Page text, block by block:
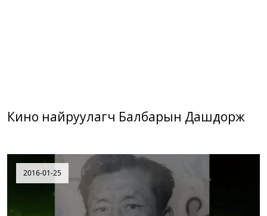
Кино найруулагч Балбарын Дашдорж
2016-01-25